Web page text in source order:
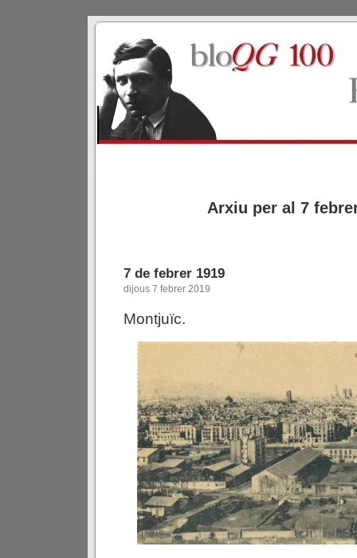
Arxiu per al 7
7 de febrer 1919
dijous 7 febrer 2019
Montjuïc.